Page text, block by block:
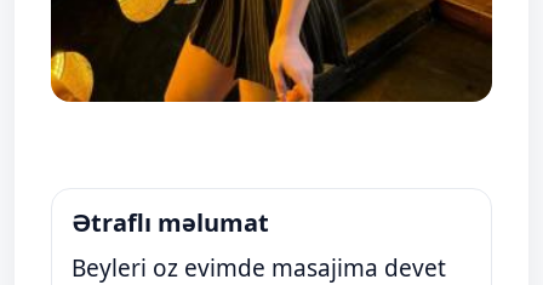
Ətraflı məlumat
Beyleri oz evimde masajima devet